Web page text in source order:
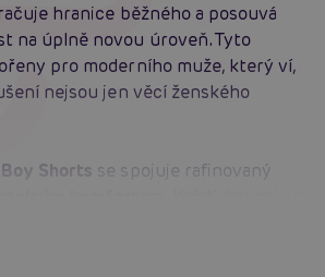
hranice běžného a posouvá
na úplně novou úroveň. Tyto
pro moderního muže, který ví,
nejsou jen věcí ženského
Shorts se spojuje rafinovaný